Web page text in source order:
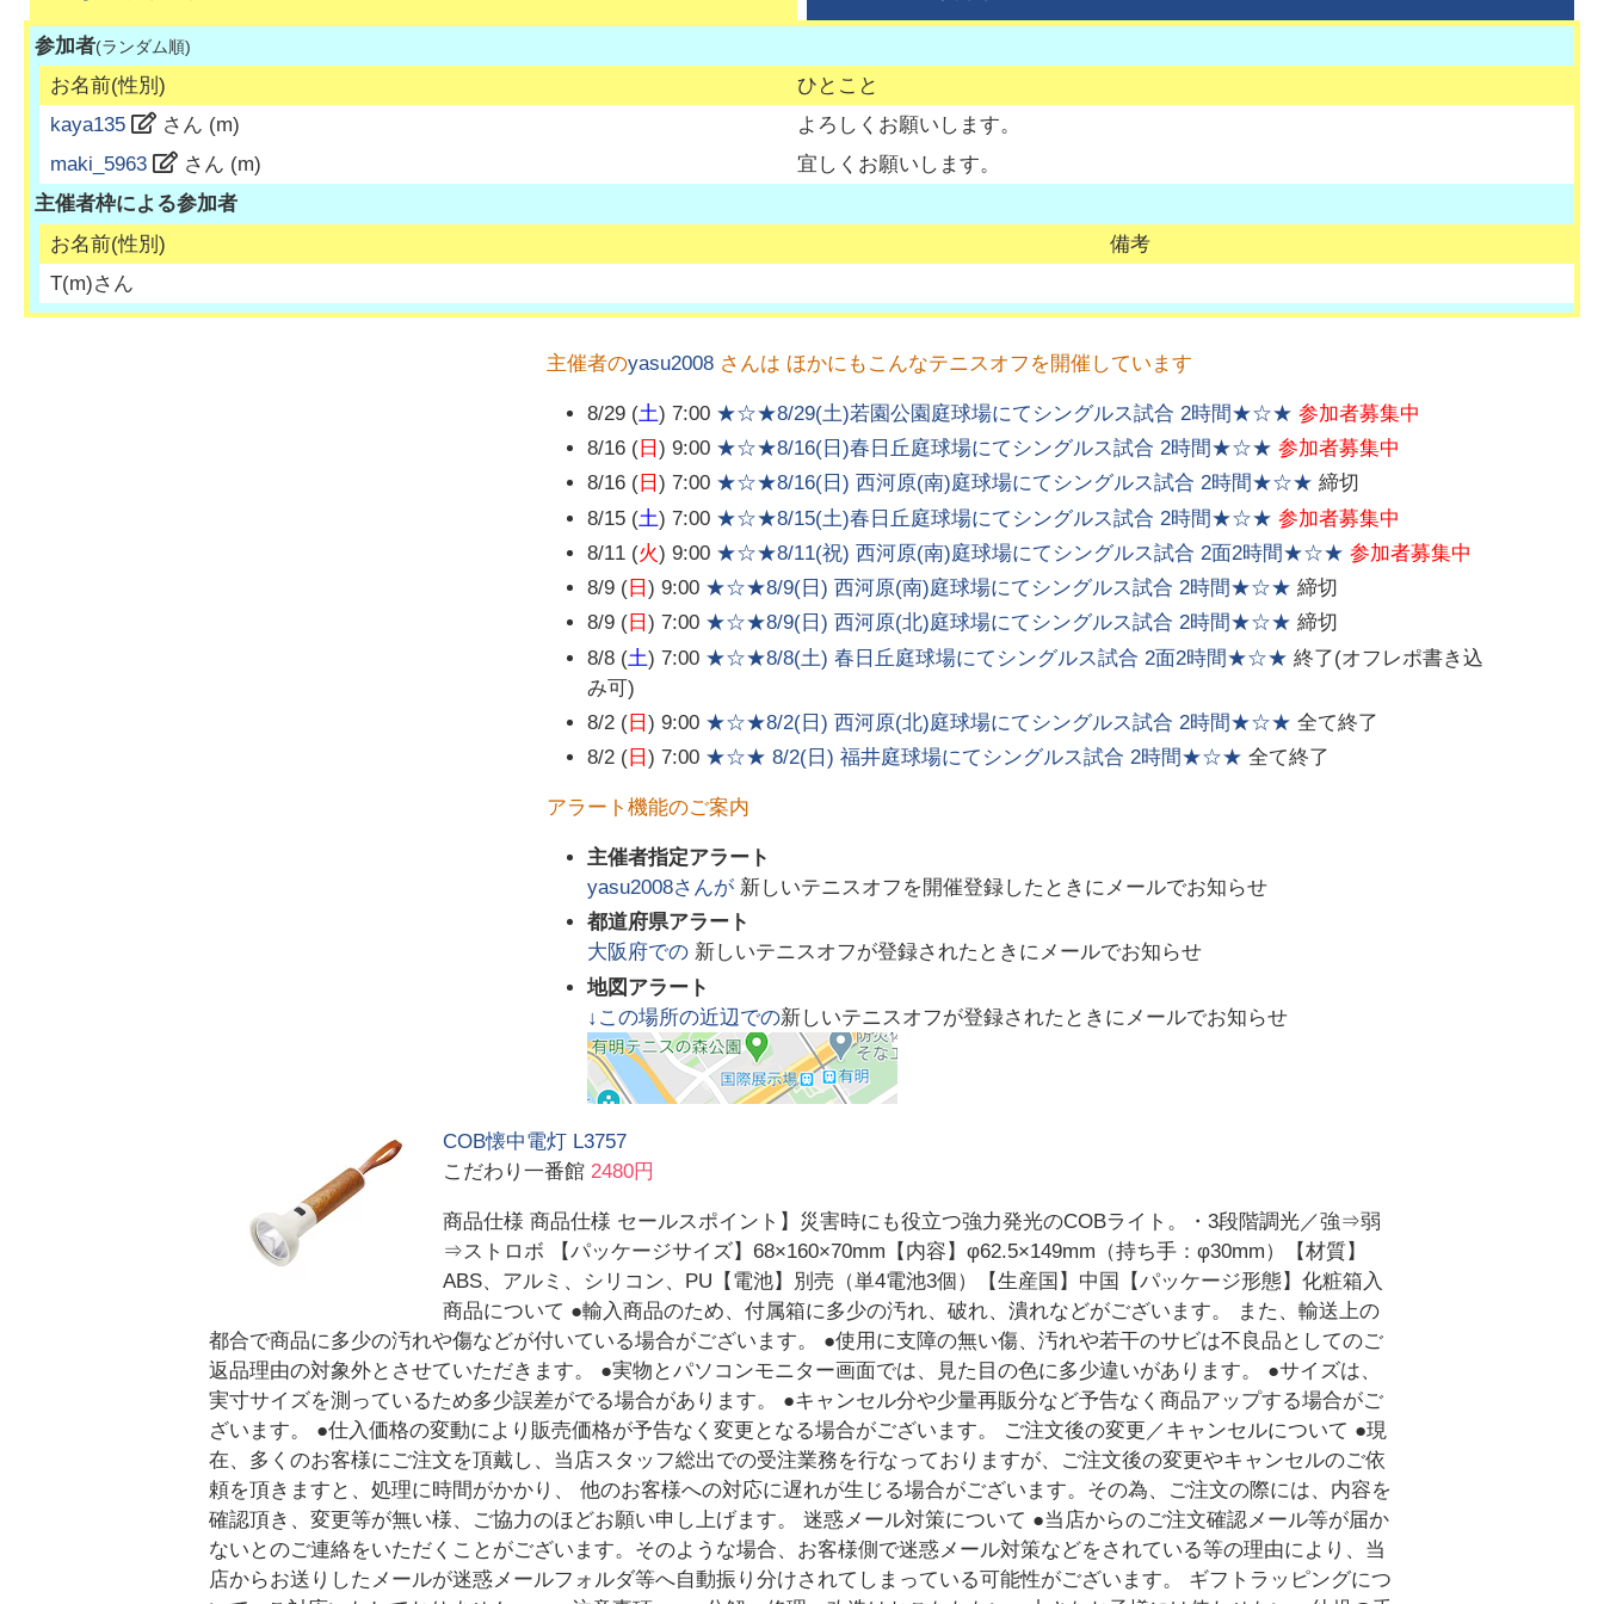
参加者(ランダム順)
お名前(性別)
ひとこと
kaya135
さん (m)
よろしくお願いします。
maki_5963
さん (m)
宜しくお願いします。
主催者枠による参加者
お名前(性別)
備考
T(m)さん
主催者のyasu2008 さんは ほかにもこんなテニスオフを開催しています
8/29 (土) 7:00 ★☆★8/29(土)若園公園庭球場にてシングルス試合 2時間★☆★ 参加者募集中
8/16 (日 ) 9:00 ★☆★8/16(日)春日丘庭球場にてシングルス試合 2時間★☆★ 参加者募集中
8/16 (日 ) 7:00 ★☆★8/16(日) 西河原(南)庭球場にてシングルス試合 2時間★☆★ 締切
8/15 (土) 7:00 ★☆★8/15(土)春日丘庭球場にてシングルス試合 2時間★☆★ 参加者募集中
8/11 (火) 9:00 ★☆★8/11(祝) 西河原(南)庭球場にてシングルス試合 2面2時間★☆★ 参加者募集中
8/9 (日 ) 9:00 ★☆★8/9(日) 西河原(南)庭球場にてシングルス試合 2時間★☆★ 締切
8/9 (日 ) 7:00 ★☆★8/9(日) 西河原(北)庭球場にてシングルス試合 2時間★☆★ 締切
8/8 (土) 7:00 ★☆★8/8(土) 春日丘庭球場にてシングルス試合 2面2時間★☆★ 終了(オフレポ書き込
み可)
8/2 (日 ) 9:00 ★☆★8/2(日) 西河原(北)庭球場にてシングルス試合 2時間★☆★ 全て終了
8/2 (日 ) 7:00 ★☆★ 8/2(日) 福井庭球場にてシングルス試合 2時間★☆★ 全て終了
アラート機能のご案内
主催者指定アラート
yasu2008さんが 新しいテニスオフを開催登録したときにメールでお知らせ
都道府県アラート
大阪府での 新しいテニスオフが登録されたときにメールでお知らせ
地図アラート
↓この場所の近辺での新しいテニスオフが登録されたときにメールでお知らせ
COB懐中電灯 L3757
こだわり一番館 2480円
商品仕様 商品仕様 セールスポイント】災害時にも役立つ強力発光のCOBライト。・3段階調光／強⇒弱
⇒ストロボ 【パッケージサイズ】68×160×70mm【内容】φ62.5×149mm（持ち手：φ30mm）【材質】
ABS、アルミ、シリコン、PU【電池】別売（単4電池3個）【生産国】中国【パッケージ形態】化粧箱入
商品について ●輸入商品のため、付属箱に多少の汚れ、破れ、潰れなどがございます。 また、輸送上の
都合で商品に多少の汚れや傷などが付いている場合がございます。 ●使用に支障の無い傷、汚れや若干のサビは不良品としてのご
返品理由の対象外とさせていただきます。 ●実物とパソコンモニター画面では、見た目の色に多少違いがあります。 ●サイズは、
実寸サイズを測っているため多少誤差がでる場合があります。 ●キャンセル分や少量再販分など予告なく商品アップする場合がご
ざいます。 ●仕入価格の変動により販売価格が予告なく変更となる場合がございます。 ご注文後の変更／キャンセルについて ●現
在、多くのお客様にご注文を頂戴し、当店スタッフ総出での受注業務を行なっておりますが、ご注文後の変更やキャンセルのご依
頼を頂きますと、処理に時間がかかり、 他のお客様への対応に遅れが生じる場合がございます。その為、ご注文の際には、内容を
確認頂き、変更等が無い様、ご協力のほどお願い申し上げます。 迷惑メール対策について ●当店からのご注文確認メール等が届か
ないとのご連絡をいただくことがございます。そのような場合、お客様側で迷惑メール対策などをされている等の理由により、当
店からお送りしたメールが迷惑メールフォルダ等へ自動振り分けされてしまっている可能性がございます。 ギフトラッピングにつ